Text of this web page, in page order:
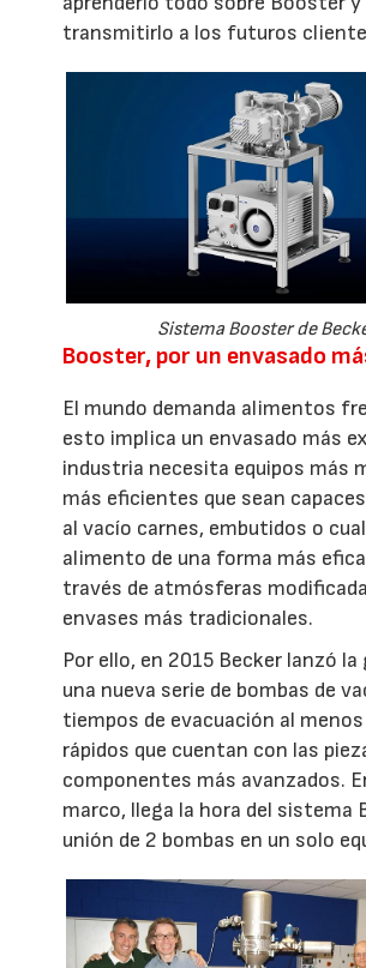
transmitirlo a los futuros
Sistema Booster de
Booster, por un envasado
El mundo demanda alimentos
esto implica un envasado más
industria necesita equipos más
más eficientes que sean
al vacío carnes, embutidos o
alimento de una forma más
través de atmósferas
envases más tradicionales.
Por ello, en 2015 Becker lanzó la
una nueva serie de bombas de
tiempos de evacuación al
rápidos que cuentan con las
componentes más avanzados.
marco, llega la hora del sistema
unión de 2 bombas en un solo